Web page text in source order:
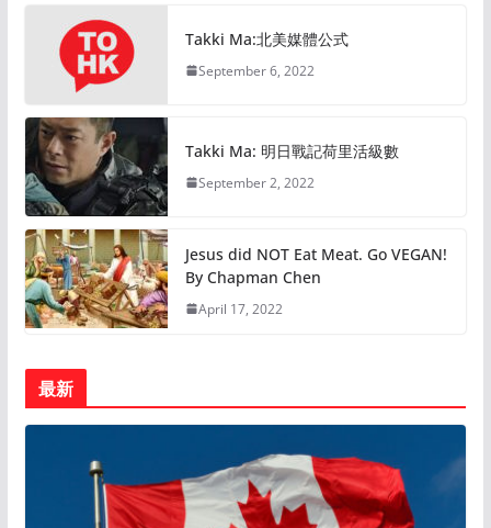
Takki Ma:北美媒體公式
September 6, 2022
Takki Ma: 明日戰記荷里活級數
September 2, 2022
Jesus did NOT Eat Meat. Go VEGAN!
By Chapman Chen
April 17, 2022
最新